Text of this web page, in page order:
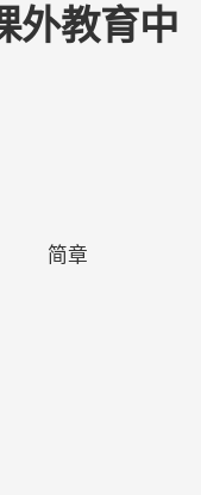
外教育中
简章